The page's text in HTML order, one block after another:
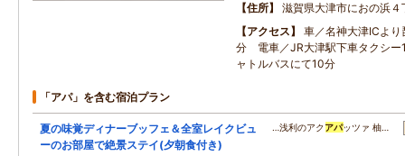
住所
滋賀県大津市におの浜４
アクセス
車／名神大津ICよ
分 電車／JR大津駅下車タクシー
ャトルバスにて10分
「アパ」を含む宿泊プラン
夏の味覚ディナーブッフェ＆全室レイクビュ
ーのお部屋で絶景ステイ(夕朝食付き)
…浅利のアクアパッツァ 柚…